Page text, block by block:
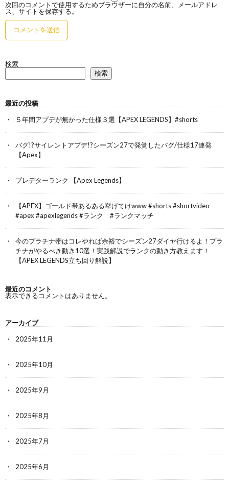
次回のコメントで使用するためブラウザーに自分の名前、メールアドレ
ス、サイトを保存する。
検索
検索
最近の投稿
５年間アプデが無かった仕様３選【APEX LEGENDS】#shorts
バグ!?サイレントアプデ!?シーズン27で発覚したバグ/仕様17連発
【Apex】
プレデターランク 【Apex Legends】
【APEX】ゴールド帯あるある挙げてけwww #shorts #shortvideo
#apex #apexlegends #ランク #ランクマッチ
今のプラチナ帯はコレやれば余裕でシーズン27ダイヤ行けるよ！プラ
チナがやるべき動き10選！実践解説でランクの動き方教えます！
【APEX LEGENDS立ち回り解説】
最近のコメント
表示できるコメントはありません。
アーカイブ
2025年11月
2025年10月
2025年9月
2025年8月
2025年7月
2025年6月